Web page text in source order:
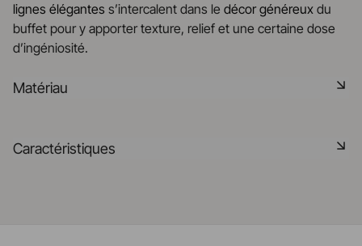
lignes élégantes s’intercalent dans le décor généreux du
buffet pour y apporter texture, relief et une certaine dose
d’ingéniosité.
Matériau
texture, apportant une élégance intemporelle à toute table.
Caractéristiques